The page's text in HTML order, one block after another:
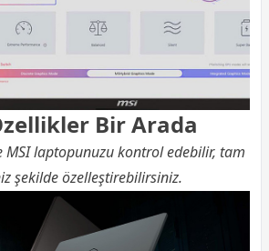
Bir Arada
MSI laptopunuzu kontrol edebilir, tam
şekilde özelleştirebilirsiniz.